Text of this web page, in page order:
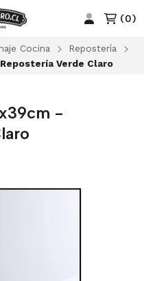
(0)
Cocina
Repostería
Verde Claro
-